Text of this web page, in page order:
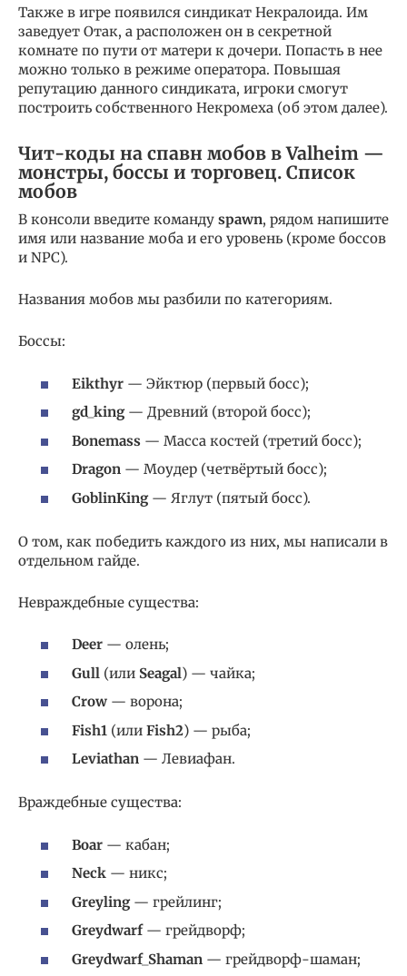
Также в игре появился синдикат Некралоида. Им
заведует Отак, а расположен он в секретной
комнате по пути от матери к дочери. Попасть в нее
можно только в режиме оператора. Повышая
репутацию данного синдиката, игроки смогут
построить собственного Некромеха (об этом далее).
Чит-коды на спавн мобов в Valheim —
монстры, боссы и торговец. Список
мобов
В консоли введите команду spawn, рядом напишите
имя или название моба и его уровень (кроме боссов
и NPC).
Названия мобов мы разбили по категориям.
Боссы:
Eikthyr — Эйктюр (первый босс);
gd_king— Древний (второй босс);
Bonemass — Масса костей (третий босс);
Dragon — Моудер (четвёртый босс);
GoblinKing— Яглут (пятый босс).
О том, как победить каждого из них, мы написали в
отдельном гайде.
Невраждебные существа:
Deer — олень;
Gull (или Seagal) — чайка;
Crow — ворона;
Fish1 (или Fish2) — рыба;
Leviathan — Левиафан.
Враждебные существа:
Boar — кабан;
Neck — никс;
Greyling— грейлинг;
Greydwarf— грейдворф;
Greydwarf_Shaman — грейдворф-шаман;